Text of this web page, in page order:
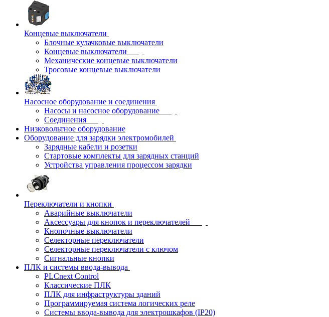
Концевые выключатели
Блочные кулачковые выключатели
Концевые выключатели
Механические концевые выключатели
Тросовые концевые выключатели
Насосное оборудование и соединения
Насосы и насосное оборудование
Соединения
Низковольтное оборудование
Оборудование для зарядки электромобилей
Зарядные кабели и розетки
Стартовые комплекты для зарядных станций
Устройства управления процессом зарядки
Переключатели и кнопки
Аварийные выключатели
Аксессуары для кнопок и переключателей
Кнопочные выключатели
Селекторные переключатели
Селекторные переключатели с ключом
Сигнальные кнопки
ПЛК и системы ввода-вывода
PLCnext Control
Классические ПЛК
ПЛК для инфраструктуры зданий
Программируемая система логических реле
Системы ввода-вывода для электрошкафов (IP20)